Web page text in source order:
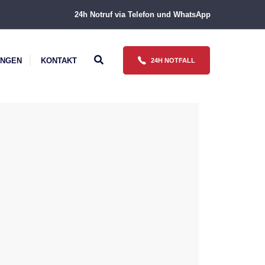
24h Notruf via Telefon und WhatsApp
KONTAKT 24H NOTFALL